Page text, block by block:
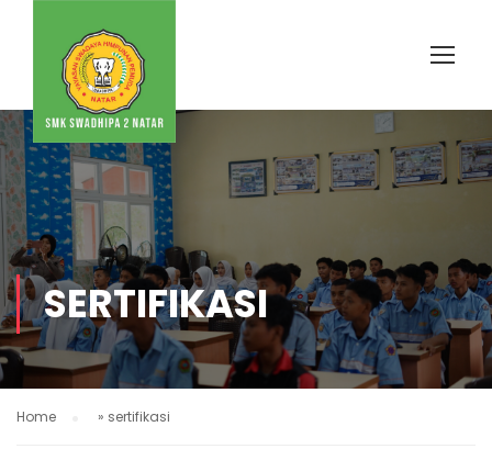
SERTIFIKASI
Home » sertifikasi